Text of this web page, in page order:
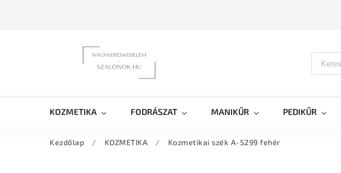
KOZMETIKA FODRÁSZAT MANIKŰR PEDIKŰR
Kezdőlap / KOZMETIKA / Kozmetikai szék A-5299 fehér